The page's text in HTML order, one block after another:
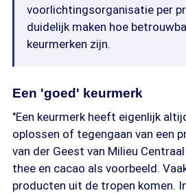
voorlichtingsorganisatie per
duidelijk maken hoe
keurmerken zijn.
Een 'goed' keurmerk
"Een keurmerk heeft eigenlijk
oplossen of tegengaan van een
van der Geest van Milieu
thee en cacao als voorbeeld.
producten uit de tropen komen.